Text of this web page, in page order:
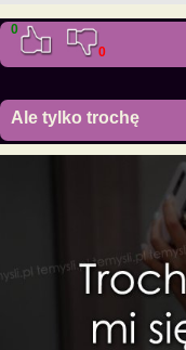
0
0
Ale tylko trochę